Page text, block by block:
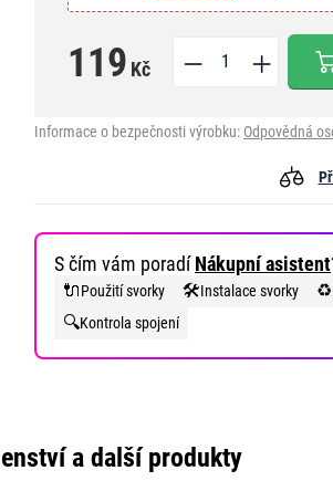
119 Kč
Informace o bezpečnosti výrobku: Odpovědná
S čím vám poradíNákupní asistent
🔌Použití svorky 🛠️Instalace svorky ♻️
🔍Kontrola spojení
a další produkty